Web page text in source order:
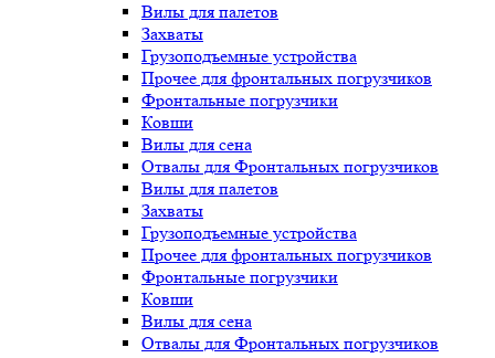
Вилы для палетов
Захваты
Грузоподъемные устройства
Прочее для фронтальных погрузчиков
Фронтальные погрузчики
Ковши
Вилы для сена
Отвалы для Фронтальных погрузчиков
Вилы для палетов
Захваты
Грузоподъемные устройства
Прочее для фронтальных погрузчиков
Фронтальные погрузчики
Ковши
Вилы для сена
Отвалы для Фронтальных погрузчиков